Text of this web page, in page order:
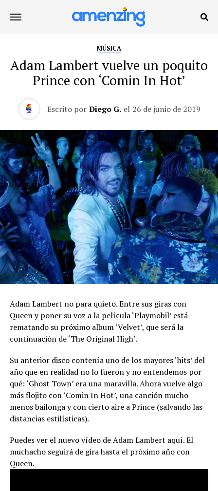
MÚSICA
Adam Lambert vuelve un poquito
Prince con ‘Comin In Hot’
Escrito por Diego G. el 26 de junio de 2019
Adam Lambert no para quieto. Entre sus giras con
Queen y poner su voz a la película ‘Playmobil’ está
rematando su próximo album ‘Velvet’, que será la
continuación de ‘The Original High’.
Su anterior disco contenía uno de los mayores ‘hits’ del
año que en realidad no lo fueron y no entendemos por
qué: ‘Ghost Town’ era una maravilla. Ahora vuelve algo
más flojito con ‘Comin In Hot’, una canción mucho
menos bailonga y con cierto aire a Prince (salvando las
distancias estilísticas).
Puedes ver el nuevo vídeo de Adam Lambert aquí. El
muchacho seguirá de gira hasta el próximo año con
Queen.